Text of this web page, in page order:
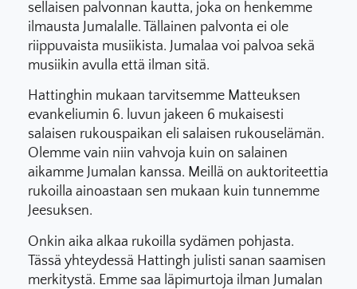
sellaisen palvonnan kautta, joka on henkemme
ilmausta Jumalalle. Tällainen palvonta ei ole
riippuvaista musiikista. Jumalaa voi palvoa sekä
musiikin avulla että ilman sitä.
Hattinghin mukaan tarvitsemme Matteuksen
evankeliumin 6. luvun jakeen 6 mukaisesti
salaisen rukouspaikan eli salaisen rukouselämän.
Olemme vain niin vahvoja kuin on salainen
aikamme Jumalan kanssa. Meillä on auktoriteettia
rukoilla ainoastaan sen mukaan kuin tunnemme
Jeesuksen.
Onkin aika alkaa rukoilla sydämen pohjasta.
Tässä yhteydessä Hattingh julisti sanan saamisen
merkitystä. Emme saa läpimurtoja ilman Jumalan